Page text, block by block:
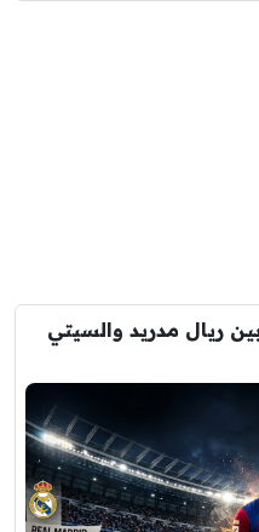
ريال مدريد والسيتي